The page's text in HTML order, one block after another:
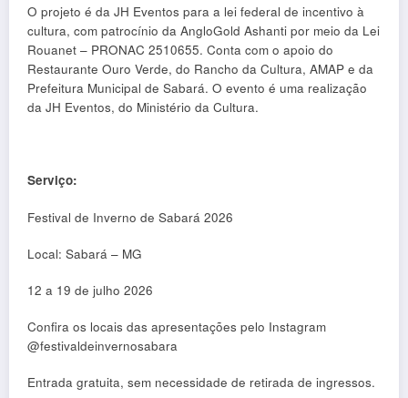
O projeto é da JH Eventos para a lei federal de incentivo à
cultura, com patrocínio da AngloGold Ashanti por meio da Lei
Rouanet – PRONAC 2510655. Conta com o apoio do
Restaurante Ouro Verde, do Rancho da Cultura, AMAP e da
Prefeitura Municipal de Sabará. O evento é uma realização
da JH Eventos, do Ministério da Cultura.
Serviço:
Festival de Inverno de Sabará 2026
Local: Sabará – MG
12 a 19 de julho 2026
Confira os locais das apresentações pelo Instagram
@festivaldeinvernosabara
Entrada gratuita, sem necessidade de retirada de ingressos.